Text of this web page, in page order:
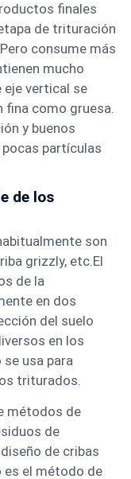
finales
de trituración
consume más
mucho
vertical se
como gruesa.
y buenos
partículas
de los
son
grizzly, etc.El
de la
en dos
del suelo
en los
usa para
triturados.
métodos de
de
de cribas
el método de